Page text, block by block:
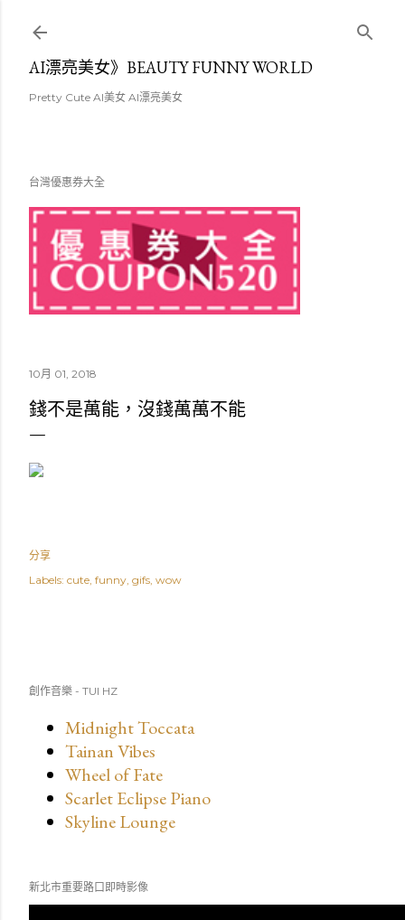
AI漂亮美女》BEAUTY FUNNY WORLD
Pretty Cute AI美女 AI漂亮美女
台灣優惠券大全
10月 01, 2018
錢不是萬能，沒錢萬萬不能
分享
Labels: cute funny gifs wow
創作音樂 - TUI HZ
Midnight Toccata
Tainan Vibes
Wheel of Fate
Scarlet Eclipse Piano
Skyline Lounge
新北市重要路口即時影像